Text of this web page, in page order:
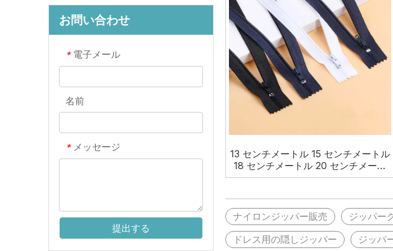
お問い合わせ
* 電子メール
名前
* メッセージ
提出する
13 センチメートル 15 センチメートル
18 センチメートル 20 センチメート
ル卸売 3 # クローズエンドオートロッ
ナイロンジッパー販売
ジッパー
ドレス用の隠しジッパー
ジッパ